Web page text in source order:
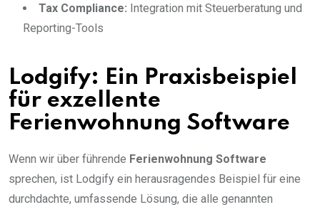
Tax Compliance: Integration mit Steuerberatung und
Reporting-Tools
Lodgify: Ein Praxisbeispiel
für exzellente
Ferienwohnung Software
Wenn wir über führende Ferienwohnung Software
sprechen, ist Lodgify ein herausragendes Beispiel für eine
durchdachte, umfassende Lösung, die alle genannten